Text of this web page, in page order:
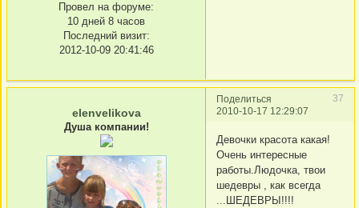
Провел на форуме:
10 дней 8 часов
Последний визит:
2012-10-09 20:41:46
Поделиться
37
2010-10-17 12:29:07
elenvelikova
Душа компании!
Девочки красота какая!
Очень интересные
работы.Людочка, твои
шедевры , как всегда
...ШЕДЕВРЫ!!!!